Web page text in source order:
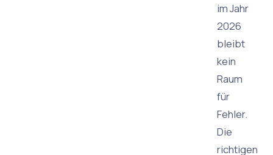
im Jahr
2026
bleibt
kein
Raum
für
Fehler.
Die
richtigen